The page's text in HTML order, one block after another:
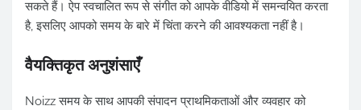
सकते हैं। ऐप स्वचालित रूप से संगीत को आपके वीडियो में समन्वयित करता
है, इसलिए आपको समय के बारे में चिंता करने की आवश्यकता नहीं है।
वैयक्तिकृत अनुशंसाएँ
Noizz समय के साथ आपकी संपादन प्राथमिकताओं और व्यवहार को